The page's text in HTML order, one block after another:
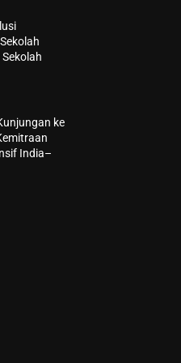
ke
India–